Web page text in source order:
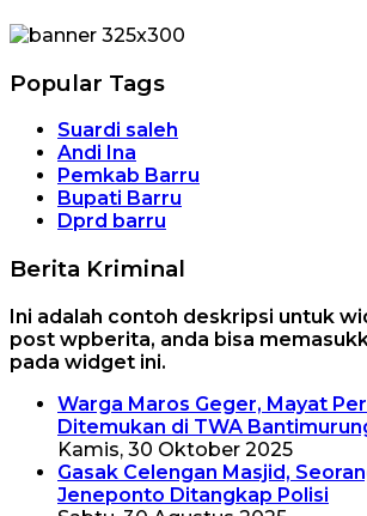
Popular Tags
Suardi saleh
Andi Ina
Pemkab Barru
Bupati Barru
Dprd barru
Berita Kriminal
Ini adalah contoh deskripsi untuk
post wpberita, anda bisa
pada widget ini.
Warga Maros Geger, Mayat
Ditemukan di TWA
Kamis, 30 Oktober 2025
Gasak Celengan Masjid,
Jeneponto Ditangkap Polisi